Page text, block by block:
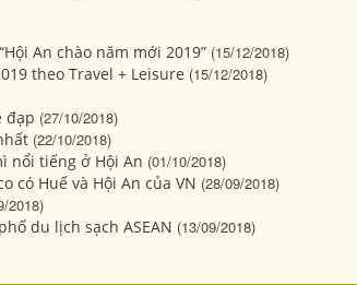
An chào năm mới 2019” (15/12/2018)
theo Travel + Leisure (15/12/2018)
đạp (27/10/2018)
(22/10/2018)
nổi tiếng ở Hội An (01/10/2018)
có Huế và Hội An của VN (28/09/2018)
2018)
du lịch sạch ASEAN (13/09/2018)